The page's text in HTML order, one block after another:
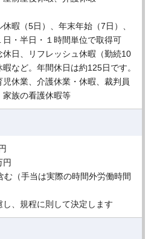
暇（5日）、年末年始（7日）、
・半日・１時間単位で取得可
日、リフレッシュ休暇（勤続10
など。年間休日は約125日です。
休業、介護休業・休暇、裁判員
家族の看護休暇等
（手当は実際の時間外労働時間
、規程に則して決定します